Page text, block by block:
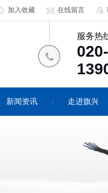
加入收藏 在线留言
服务热
新闻资讯 走进旗兴